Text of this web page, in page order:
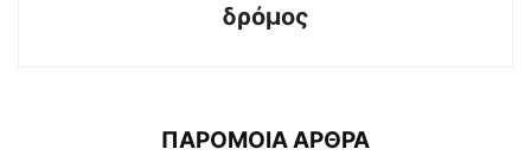
δρόμος
ΠΑΡΟΜΟΙΑ ΑΡΘΡΑ